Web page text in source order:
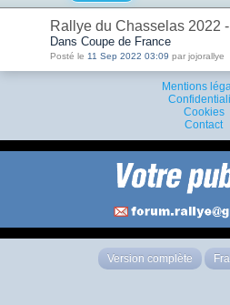
Rallye du Chasselas 2022
Dans Coupe de France
Posté le 11 Sep 2022 03:09 par jojorallye
Mentions
Cookies
Contact
Version complète